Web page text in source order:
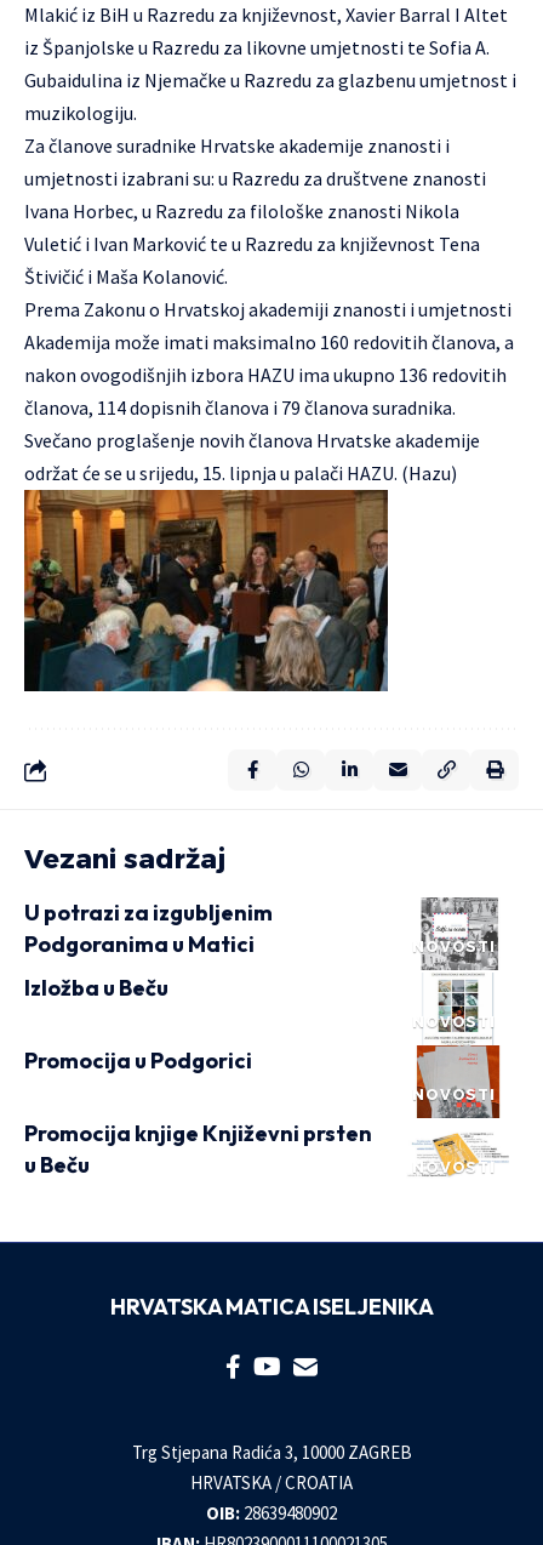
Mlakić iz BiH u Razredu za književnost, Xavier Barral I Altet
iz Španjolske u Razredu za likovne umjetnosti te Sofia A.
Gubaidulina iz Njemačke u Razredu za glazbenu umjetnost i
muzikologiju.
Za članove suradnike Hrvatske akademije znanosti i
umjetnosti izabrani su: u Razredu za društvene znanosti
Ivana Horbec, u Razredu za filološke znanosti Nikola
Vuletić i Ivan Marković te u Razredu za književnost Tena
Štivičić i Maša Kolanović.
Prema Zakonu o Hrvatskoj akademiji znanosti i umjetnosti
Akademija može imati maksimalno 160 redovitih članova, a
nakon ovogodišnjih izbora HAZU ima ukupno 136 redovitih
članova, 114 dopisnih članova i 79 članova suradnika.
Svečano proglašenje novih članova Hrvatske akademije
održat će se u srijedu, 15. lipnja u palači HAZU. (Hazu)
Vezani sadržaj
NOVOSTI
U potrazi za izgubljenim
Podgoranima u Matici
NOVOSTI
Izložba u Beču
NOVOSTI
Promocija u Podgorici
NOVOSTI
Promocija knjige Književni prsten
u Beču
HRVATSKA MATICA ISELJENIKA
Trg Stjepana Radića 3, 10000 ZAGREB
HRVATSKA / CROATIA
OIB: 28639480902